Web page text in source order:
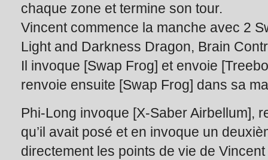
chaque zone et termine son tour.
Vincent commence la manche avec 2
Light and Darkness Dragon, Brain
Il invoque [Swap Frog] et envoie
renvoie ensuite [Swap Frog] dans sa
Phi-Long invoque [X-Saber Airbellum],
qu’il avait posé et en invoque un
directement les points de vie de